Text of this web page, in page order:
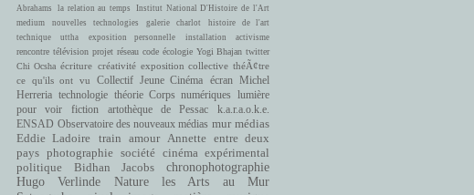
Abrahams
la relation au temps
Institut National D'Histoire de l'Art
medium
nouvelles technologies galerie charlot
histoire de l'art
technique
uttha exposition personnelle installation activisme
rencontre télévision projet réseau code écologie Yogi Bhajan twitter
Chi Ocsha écriture créativité exposition collective théÃ¢tre
ce qu'ils ont vu
Collectif Jeune Cinéma écran
Michel
Herreria technologie théorie Corps numériques lumière
pour voir fiction artothèque de Pessac
k.a.r.a.o.k.e.
ENSAD Observatoire des nouveaux médias mur médias
Eddie Ladoire
train amour Annette entre deux
pays photographie société cinéma expérimental
politique
Bidhan Jacobs
chronophotographie
Hugo Verlinde
Nature
les Arts au Mur